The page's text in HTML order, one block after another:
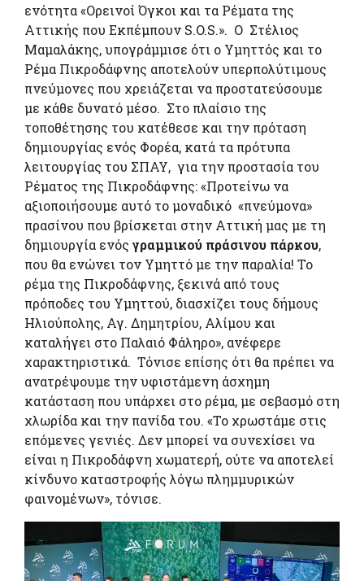
ενότητα «Ορεινοί Όγκοι και τα Ρέματα της
Αττικής που Εκπέμπουν S.O.S.». Ο Στέλιος
Μαμαλάκης, υπογράμμισε ότι ο Υμηττός και το
Ρέμα Πικροδάφνης αποτελούν υπερπολύτιμους
πνεύμονες που χρειάζεται να προστατεύσουμε
με κάθε δυνατό μέσο. Στο πλαίσιο της
τοποθέτησης του κατέθεσε και την πρόταση
δημιουργίας ενός Φορέα, κατά τα πρότυπα
λειτουργίας του ΣΠΑΥ, για την προστασία του
Ρέματος της Πικροδάφνης: «Προτείνω να
αξιοποιήσουμε αυτό το μοναδικό «πνεύμονα»
πρασίνου που βρίσκεται στην Αττική μας με τη
δημιουργία ενός γραμμικού πράσινου πάρκου,
που θα ενώνει τον Υμηττό με την παραλία! Το
ρέμα της Πικροδάφνης, ξεκινά από τους
πρόποδες του Υμηττού, διασχίζει τους δήμους
Ηλιούπολης, Αγ. Δημητρίου, Αλίμου και
καταλήγει στο Παλαιό Φάληρο», ανέφερε
χαρακτηριστικά. Τόνισε επίσης ότι θα πρέπει να
ανατρέψουμε την υφιστάμενη άσχημη
κατάσταση που υπάρχει στο ρέμα, με σεβασμό στη
χλωρίδα και την πανίδα του. «Το χρωστάμε στις
επόμενες γενιές. Δεν μπορεί να συνεχίσει να
είναι η Πικροδάφνη χωματερή, ούτε να αποτελεί
κίνδυνο καταστροφής λόγω πλημμυρικών
φαινομένων», τόνισε.